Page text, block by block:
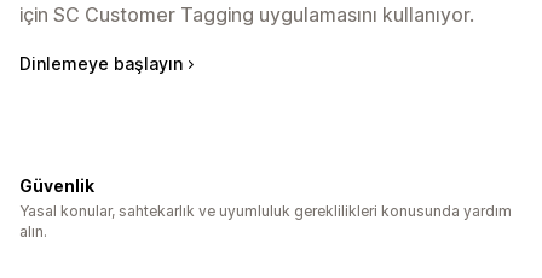
için SC Customer Tagging uygulamasını kullanıyor.
Dinlemeye başlayın
Güvenlik
Yasal konular, sahtekarlık ve uyumluluk gereklilikleri konusunda yardım
alın.